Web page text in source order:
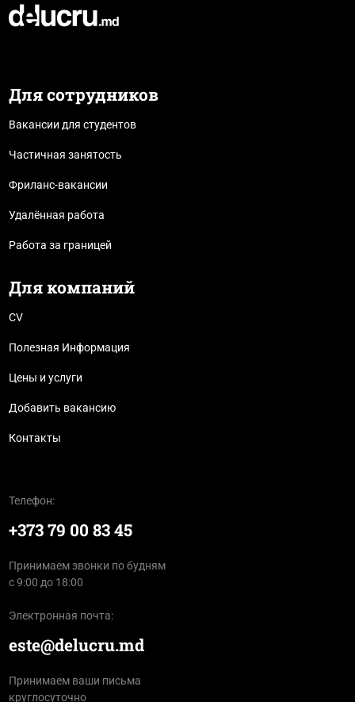
Для сотрудников
Вакансии для студентов
Частичная занятость
Фриланс-вакансии
Удалённая работа
Работа за границей
Для компаний
CV
Полезная Информация
Цены и услуги
Добавить вакансию
Контакты
Телефон:
+373 79 00 83 45
Принимаем звонки по будням
с 9:00 до 18:00
Электронная почта:
este@delucru.md
Принимаем ваши письма
круглосуточно